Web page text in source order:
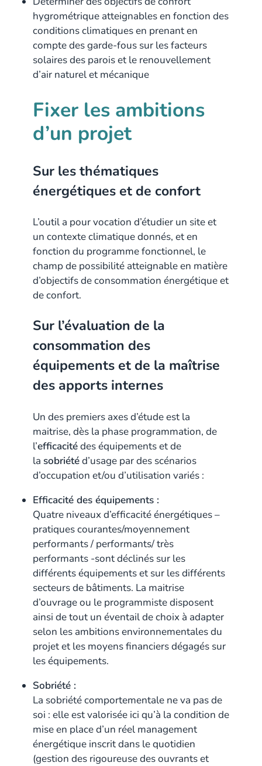
hygrométrique atteignables en fonction des
conditions climatiques en prenant en
compte des garde-fous sur les facteurs
solaires des parois et le renouvellement
d’air naturel et mécanique
Fixer les ambitions
d’un projet
Sur les thématiques
énergétiques et de confort
L’outil a pour vocation d’étudier un site et
un contexte climatique donnés, et en
fonction du programme fonctionnel, le
champ de possibilité atteignable en matière
d’objectifs de consommation énergétique et
de confort.
Sur l’évaluation de la
consommation des
équipements et de la maîtrise
des apports internes
Un des premiers axes d’étude est la
maitrise, dès la phase programmation, de
l’efficacitédes équipements et de
la sobriétéd’usage par des scénarios
d’occupation et/ou d’utilisation variés :
Efficacité des équipements :
Quatre niveaux d’efficacité énergétiques –
pratiques courantes/moyennement
performants / performants/ très
performants -sont déclinés sur les
différents équipements et sur les différents
secteurs de bâtiments. La maitrise
d’ouvrage ou le programmiste disposent
ainsi de tout un éventail de choix à adapter
selon les ambitions environnementales du
projet et les moyens financiers dégagés sur
les équipements.
Sobriété :
La sobriété comportementale ne va pas de
soi : elle est valorisée ici qu’à la condition de
mise en place d’un réel management
énergétique inscrit dans le quotidien
(gestion des rigoureuse des ouvrants et